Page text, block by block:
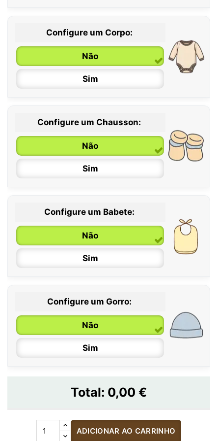
Configure um Corpo:
Não
Sim
0 / 6 meses
6 / 12 meses
12 / 18 meses
Configure um Chausson:
Não
Sim
Configure um Babete:
Não
Sim
Configure um Gorro:
Não
Sim
Total: 0,00 €
ADICIONAR AO CARRINHO